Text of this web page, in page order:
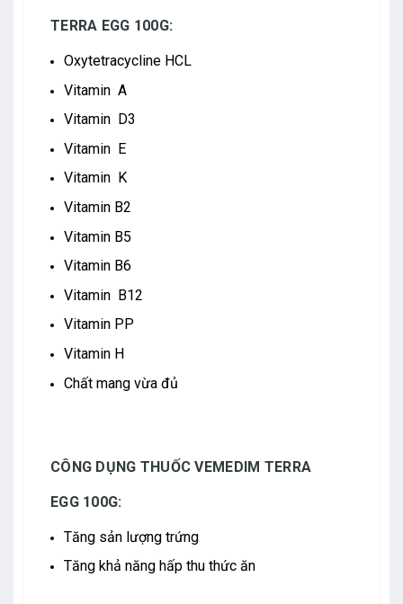
TERRA EGG 100G:
Oxytetracycline HCL
Vitamin A
Vitamin D3
Vitamin E
Vitamin K
Vitamin B2
Vitamin B5
Vitamin B6
Vitamin B12
Vitamin PP
Vitamin H
Chất mang vừa đủ
CÔNG DỤNG THUỐC VEMEDIM TERRA
EGG 100G:
Tăng sản lượng trứng
Tăng khả năng hấp thu thức ăn